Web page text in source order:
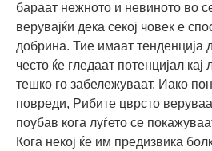
бараат нежното и невиното во
верувајќи дека секој човек е
добрина. Тие имаат тенденција
често ќе гледаат потенцијал кај
тешко го забележуваат. Иако
повреди, Рибите цврсто
поубав кога луѓето се
Кога некој ќе им предизвика